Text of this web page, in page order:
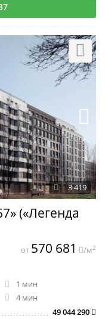
(«Легенда
3 419
1 мин
4 мин
49 044 290
от 570 681 /м2